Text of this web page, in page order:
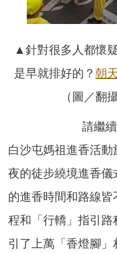
▲針對很多人都懷疑
是早就排好的？ 朝
（圖／翻
請繼
白沙屯媽祖進香活
夜的徒步繞境進香
的進香時間和路線皆
程和「行轎」指引
引了上萬「香燈腳